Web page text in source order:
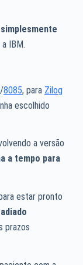
IBM.
/8085, para Zilog
escolhido
a versão
a tempo para
estar pronto
prazos